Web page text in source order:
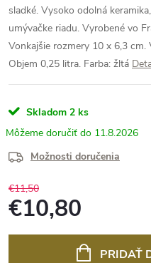
sladké. Vysoko odolná
umývačke riadu. Vyrobené vo
Vonkajšie rozmery 10 x 6,3
Objem 0,25 litra. Farba: žltá
Skladom 2 ks
11.8.2026
Možnosti doručenia
€11,50
€10,80
PRIDAŤ